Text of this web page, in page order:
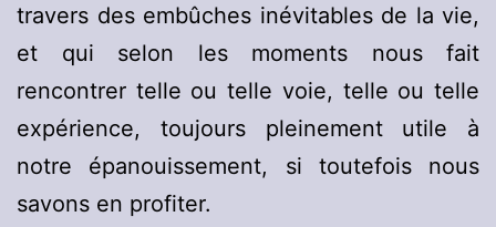
travers des embûches inévitables de la vie,
et qui selon les moments nous fait
rencontrer telle ou telle voie, telle ou telle
expérience, toujours pleinement utile à
notre épanouissement, si toutefois nous
savons en profiter.